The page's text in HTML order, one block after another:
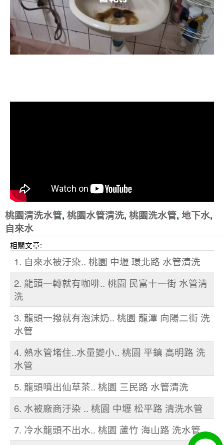
桃園清洗水管, 桃園水管清洗, 桃園洗水管, 地下水,
自來水
相關文章:
1. 自來水被汙染.. 桃園 中壢 環北路 水管清洗
2. 龍頭一轉就有咖啡.. 桃園 民富十一街 水管清
洗
3. 龍頭一撥就有泡沫奶.. 桃園 龍潭 向陽二街 洗
水管
4. 熱水管堵住..水量變小.. 桃園 平鎮 高明路 洗
水管
5. 龍頭噴出仙草茶.. 桃園 三民路 水管清洗
6. 水被廠商汙染 .. 桃園 中壢 松平路 清洗水管
7. 冷水龍頭不出水.. 桃園 蘆竹 海山路 洗水管